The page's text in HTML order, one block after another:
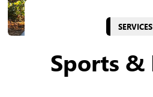
SERVICES
Sports &